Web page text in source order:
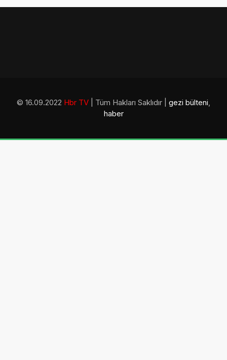
© 16.09.2022 Hbr TV | Tüm Hakları Saklıdır | gezi bülteni,
haber